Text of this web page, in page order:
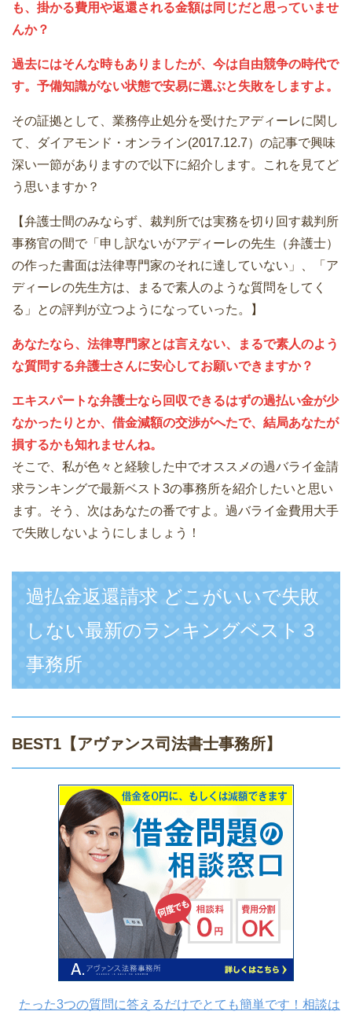
も、掛かる費用や返還される金額は同じだと思っていませ
んか？
過去にはそんな時もありましたが、今は自由競争の時代で
す。予備知識がない状態で安易に選ぶと失敗をしますよ。
その証拠として、業務停止処分を受けたアディーレに関し
て、ダイアモンド・オンライン(2017.12.7）の記事で興味
深い一節がありますので以下に紹介します。これを見てど
う思いますか？
【弁護士間のみならず、裁判所では実務を切り回す裁判所
事務官の間で「申し訳ないがアディーレの先生（弁護士）
の作った書面は法律専門家のそれに達していない」、「ア
ディーレの先生方は、まるで素人のような質問をしてく
る」との評判が立つようになっていった。】
あなたなら、法律専門家とは言えない、まるで素人のよう
な質問する弁護士さんに安心してお願いできますか？
エキスパートな弁護士なら回収できるはずの過払い金が少
なかったりとか、借金減額の交渉がへたで、結局あなたが
損するかも知れませんね。
そこで、私が色々と経験した中でオススメの過バライ金請
求ランキングで最新ベスト3の事務所を紹介したいと思い
ます。そう、次はあなたの番ですよ。過バライ金費用大手
で失敗しないようにしましょう！
過払金返還請求 どこがいいで失敗
しない最新のランキングベスト３
事務所
BEST1 【アヴァンス司法書士事務所】
たった3つの質問に答えるだけでとても簡単です！相談は